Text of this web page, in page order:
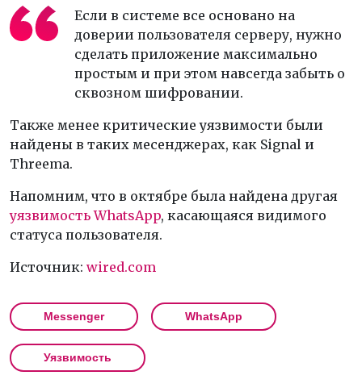
Если в системе все основано на
доверии пользователя серверу, нужно
сделать приложение максимально
простым и при этом навсегда забыть о
сквозном шифровании.
Также менее критические уязвимости были
найдены в таких месенджерах, как Signal и
Threema.
Напомним, что в октябре была найдена другая
уязвимость WhatsApp, касающаяся видимого
статуса пользователя.
Источник: wired.com
Messenger WhatsApp
Уязвимость